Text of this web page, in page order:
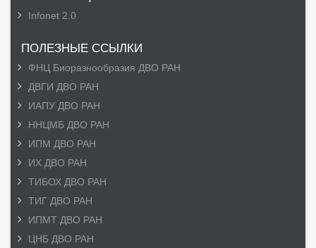
Infonet 2.0
ПОЛЕЗНЫЕ ССЫЛКИ
ФНЦ Биоразнообразия ДВО РАН
ДВГИ ДВО РАН
ИАПУ ДВО РАН
ННЦМБ ДВО РАН
ИПМ ДВО РАН
ИХ ДВО РАН
ТИБОХ ДВО РАН
ТИГ ДВО РАН
ИПМТ ДВО РАН
ЦНБ ДВО РАН